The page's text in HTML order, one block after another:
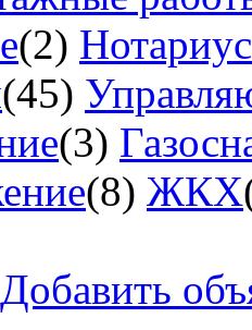
(2)
(45)
(3)
(8) ЖКХ
Добавить